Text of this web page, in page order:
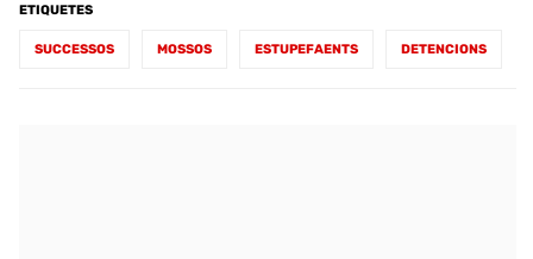
ETIQUETES
SUCCESSOS MOSSOS ESTUPEFAENTS DETENCIONS